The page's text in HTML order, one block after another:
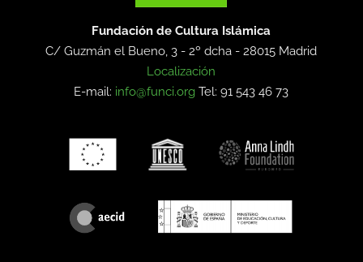
Fundación de Cultura Islámica
C/ Guzmán el Bueno, 3 - 2º dcha -28015 Madrid
Localización
E-mail: info@funci.org Tel: 91 543 46 73